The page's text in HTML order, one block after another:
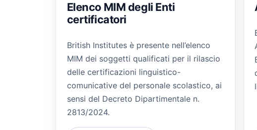
Elenco MIM degli Enti
certificatori
British Institutes è presente nell’elenco
MIM dei soggetti qualificati per il rilascio
delle certificazioni linguistico-
comunicative del personale scolastico, ai
sensi del Decreto Dipartimentale n.
2813/2024.